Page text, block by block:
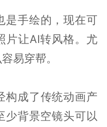
是手绘的，现在可
片让AI转风格。尤
易穿帮。
构成了传统动画产
背景空镜头可以